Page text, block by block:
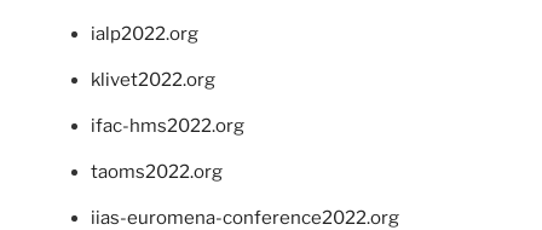
ialp2022.org
klivet2022.org
ifac-hms2022.org
taoms2022.org
iias-euromena-conference2022.org